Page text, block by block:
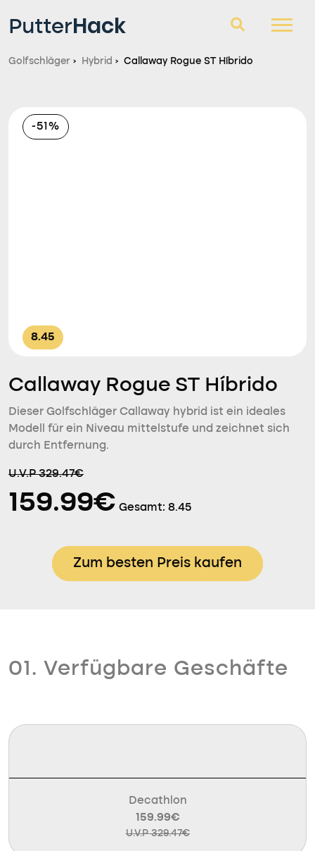
PutterHack
Fragen und Antworten
Golfschläger › Hybrid › Callaway Rogue ST Híbrido
-51%
8.45
Callaway Rogue ST Híbrido
Dieser Golfschläger Callaway hybrid ist ein ideales
Modell für ein Niveau mittelstufe und zeichnet sich
durch Entfernung.
U.V.P 329.47€
159.99€ Gesamt: 8.45
Zum besten Preis kaufen
01. Verfügbare Geschäfte
Decathlon
159.99€
U.V.P 329.47€